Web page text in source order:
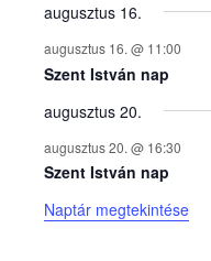
y
e
k
n
a
augusztus 16.
augusztus 16. @ 11:00
Szent István nap
augusztus 20.
augusztus 20. @ 16:30
Szent István nap
Naptár megtekintése